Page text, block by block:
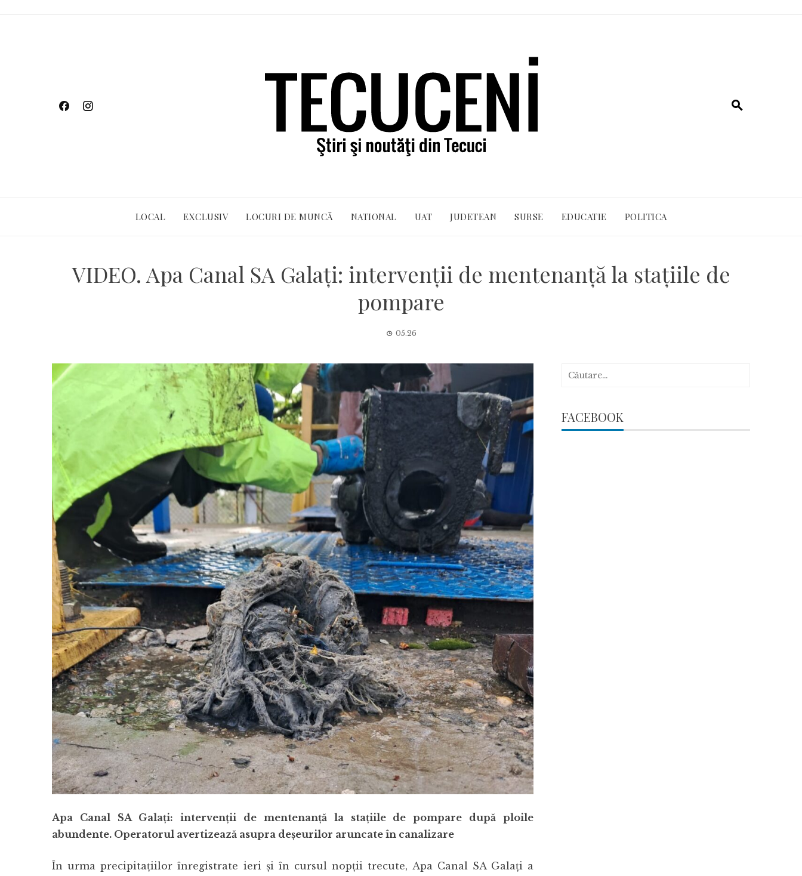
LOCAL EXCLUSIV LOCURI DE MUNCĂ NATIONAL UAT JUDETEAN SURSE EDUCATIE POLITICA
VIDEO. Apa Canal SA Galați: intervenții de mentenanță la stațiile de
pompare
05.26
Apa Canal SA Galați: intervenții de mentenanță la stațiile de pompare după ploile
abundente. Operatorul avertizează asupra deșeurilor aruncate în canalizare
În urma precipitațiilor înregistrate ieri și în cursul nopții trecute, Apa Canal SA Galați a
Caută
FACEBOOK